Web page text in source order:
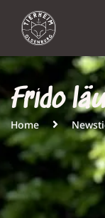
Frido
Home